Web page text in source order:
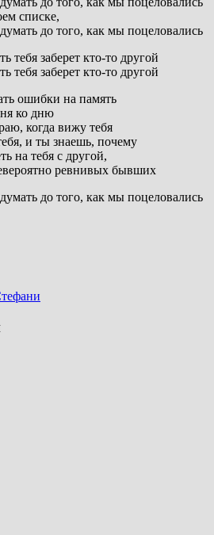
списке,
до того, как мы поцеловались
тебя заберет кто-то другой
тебя заберет кто-то другой
ошибки на память
ко дню
когда вижу тебя
и ты знаешь, почему
на тебя с другой,
ревнивых бывших
до того, как мы поцеловались